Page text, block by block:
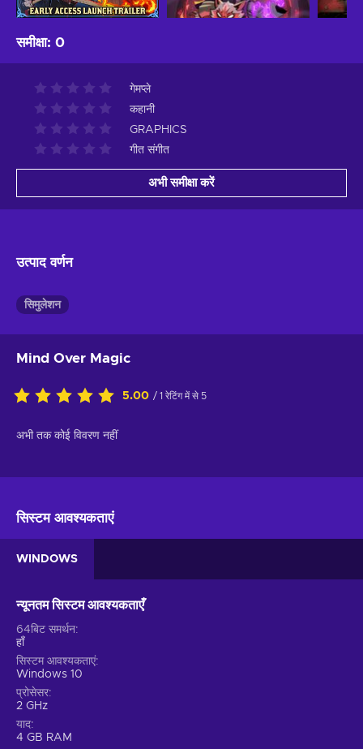
समीक्षा: 0
गेमप्ले
कहानी
GRAPHICS
गीत संगीत
अभी समीक्षा करें
उत्पाद वर्णन
सिमुलेशन
Mind Over Magic
5.00 / 1 रेटिंग में से 5
अभी तक कोई विवरण नहीं
सिस्टम आवश्यकताएं
WINDOWS
न्यूनतम सिस्टम आवश्यकताएँ
64बिट समर्थन
हाँ
सिस्टम आवश्यकताएं
Windows 10
प्रोसेसर
2 GHz
याद
4 GB RAM